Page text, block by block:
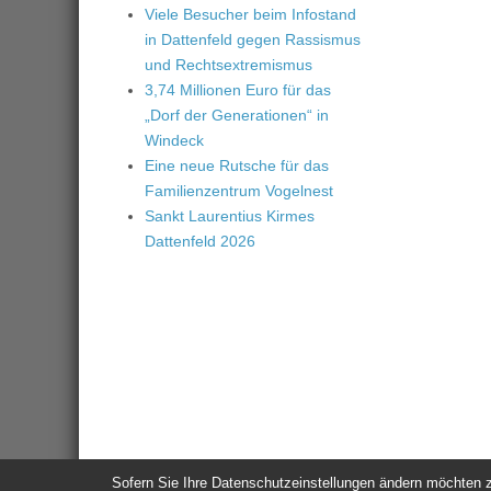
Viele Besucher beim Infostand
in Dattenfeld gegen Rassismus
und Rechtsextremismus
3,74 Millionen Euro für das
„Dorf der Generationen“ in
Windeck
Eine neue Rutsche für das
Familienzentrum Vogelnest
Sankt Laurentius Kirmes
Dattenfeld 2026
Sofern Sie Ihre Datenschutzeinstellungen ändern